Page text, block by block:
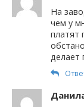
На
чем у
платят
делает